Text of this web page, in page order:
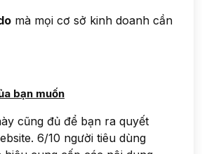
mà mọi cơ sở kinh doanh cần
bạn muốn
cũng đủ để bạn ra quyết
6/10 người tiêu dùng